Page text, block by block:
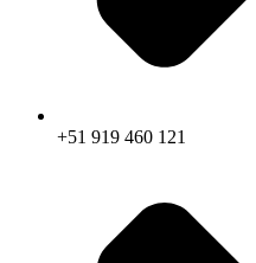
+51 919 460 121